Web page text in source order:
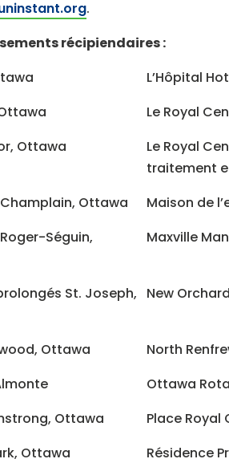
.
récipiendaires :
L’Hôpital
Le Royal
Ottawa
Le Royal
traitement
Ottawa
Maison de
Séguin,
Maxville
St. Joseph,
New
Ottawa
North
Ottawa
Ottawa
Place
Ottawa
Résidence